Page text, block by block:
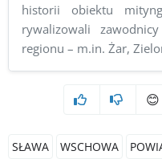
historii obiektu
rywalizowali
regionu – m.in. Żar,
😊
SŁAWA WSCHOWA